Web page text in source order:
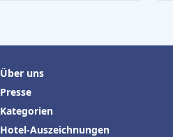
Über uns
Presse
Kategorien
Hotel-Auszeichnungen